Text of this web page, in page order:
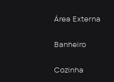
Área Externa
Banheiro
Cozinha